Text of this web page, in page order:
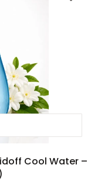
Cool Water –